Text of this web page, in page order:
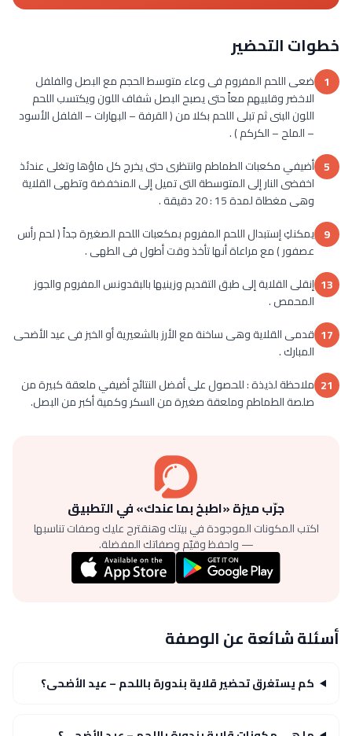
خطوات التحضير
1 ضعى اللحم المفروم فى وعاء متوسط الحجم مع البصل والفلفل
الاخضر وقلبيهم معاً حتى يصبح البصل شفاف اللون ويكتسب اللحم
اللون البنى ثم تبلى اللحم بكلا من ( القرفة – البهارات – الفلفل الأسود
– الملح – الكركم ) .
5 أضيفي مكعبات الطماطم وانتظرى حتى يخرج كل ماؤها وتغلى عندئذ
اخفضى النار إلى المتوسطة التى تميل إلى المنخفضة وتطهى القلاية
وهى مغطاة لمدة 15 : 20 دقيقة .
9 يمكنكِ إستبدال اللحم المفروم بمكعبات اللحم الصغيرة جداً ( لحم رأس
عصفور ) مع مراعاة أنها تأخذ وقت أطول فى الطهى .
13 إنقلى القلاية إلى طبق التقديم وزينيها بالبقدونس المفروم والجوز
المحمص .
17 قدمى القلاية وهى ساخنة مع الأرز بالشعيرية أو الخبز فى عيد الأضحى
المبارك .
21 ملاحظة لذيذة : للحصول على أفضل النتائج أضيفي ملعقة كبيرة من
صلصة الطماطم وملعقة صغيرة من السكر وكمية أكبر من البصل.
جرّب ميزة «اطبخ بما عندك» في التطبيق
اكتب المكونات الموجودة في بيتك وهنقترح عليك وصفات تناسبها
— واحفظ وقيّم وصفاتك المفضلة.
أسئلة شائعة عن الوصفة
كم يستغرق تحضير قلاية بندورة باللحم – عيد الأضحى؟